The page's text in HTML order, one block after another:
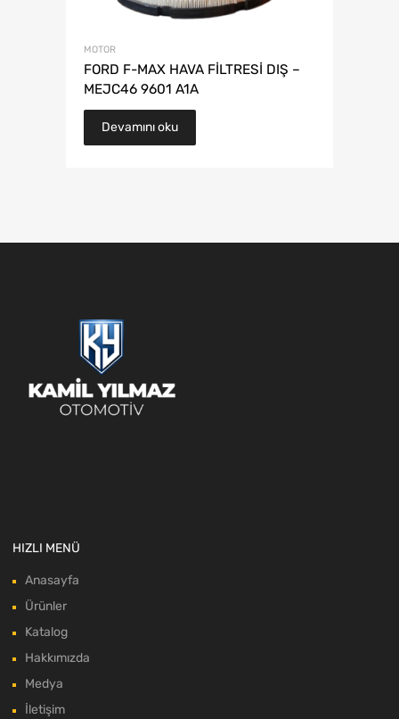
MOTOR
FORD F-MAX HAVA FİLTRESİ DIŞ –
MEJC46 9601 A1A
Devamını oku
HIZLI MENÜ
Anasayfa
Ürünler
Katalog
Hakkımızda
Medya
İletişim